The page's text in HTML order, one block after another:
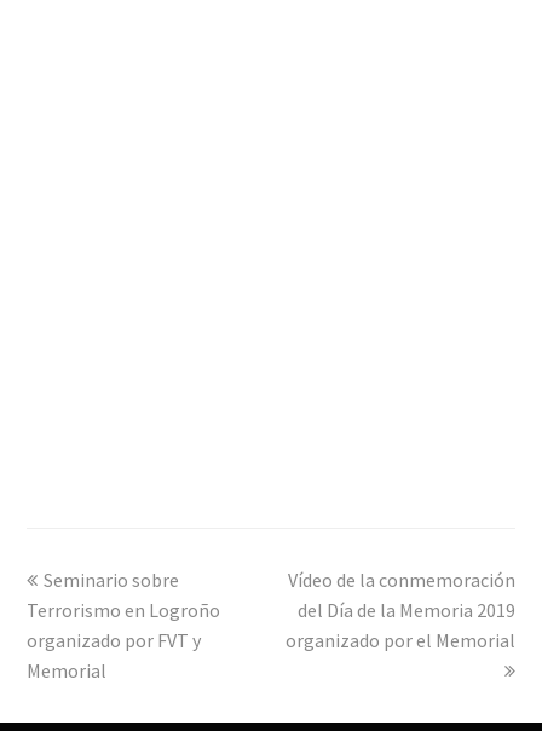
previous
post:
Seminario sobre
Terrorismo en Logroño
organizado por FVT y
Memorial
next
post:
Vídeo de la conmemoración
del Día de la Memoria 2019
organizado por el Memorial